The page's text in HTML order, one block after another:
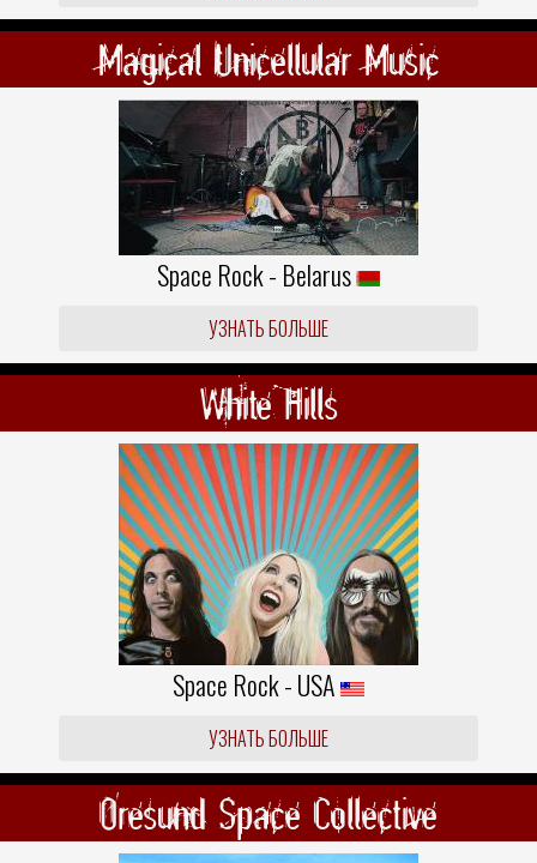
Magical Unicellular Music
Space Rock - Belarus
УЗНАТЬ БОЛЬШЕ
White Hills
Space Rock - USA
УЗНАТЬ БОЛЬШЕ
Oresund Space Collective